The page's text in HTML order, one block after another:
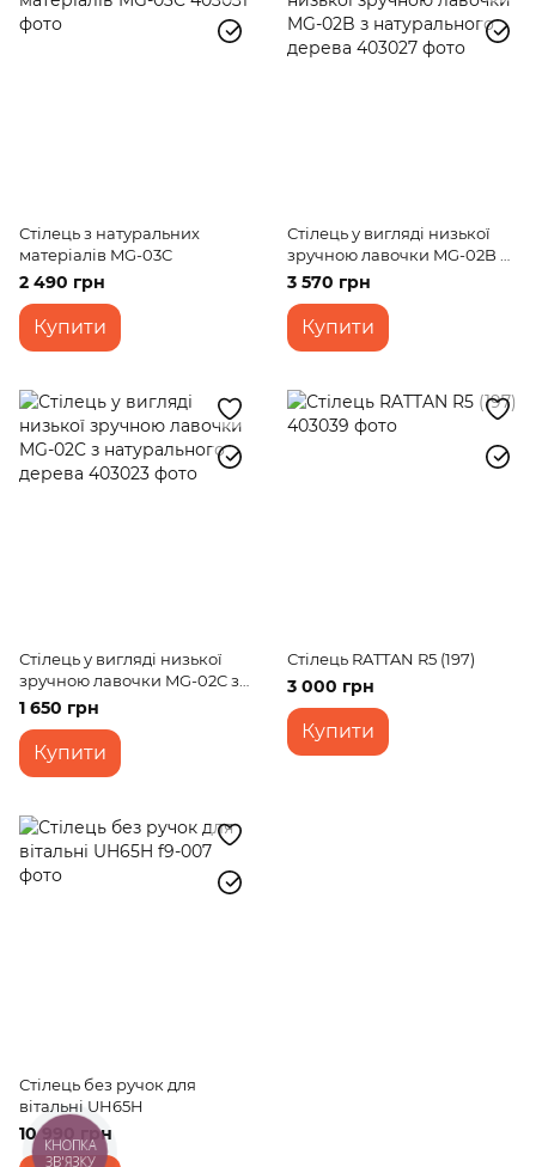
Стілець з натуральних
матеріалів MG-03C
2 490 грн
Купити
Стілець у вигляді низької
зручною лавочки MG-02B з
натурального дерева
3 570 грн
Купити
Стілець у вигляді низької
зручною лавочки MG-02C з
натурального дерева
1 650 грн
Купити
Стілець RATTAN R5 (197)
3 000 грн
Купити
Стілець без ручок для
вітальні UH65H
10 990 грн
КНОПКА
ЗВ'ЯЗКУ